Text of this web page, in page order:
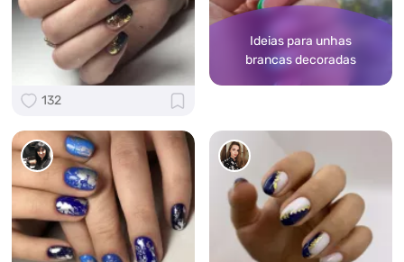
132
Ideias para unhas
brancas decoradas